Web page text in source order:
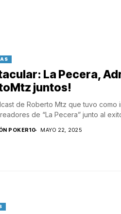
La Pecera,
juntos!
de Roberto Mtz que tuvo como
de “La Pecera” junto al
POKER10 MAYO 22, 2025